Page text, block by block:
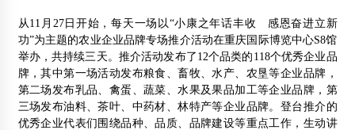
从11月27日开始，每天一场以“小康之年话丰收 感恩奋进立新
功”为主题的农业企业品牌专场推介活动在重庆国际博览中心S8馆
举办，共持续三天。推介活动发布了12个品类的118个优秀企业品
牌，其中第一场活动发布粮食、畜牧、水产、农垦等企业品牌，
第二场发布乳品、禽蛋、蔬菜、水果及果品加工等企业品牌，第
三场发布油料、茶叶、中药材、林特产等企业品牌。登台推介的
优秀企业代表们围绕品种、品质、品牌建设等重点工作，生动讲